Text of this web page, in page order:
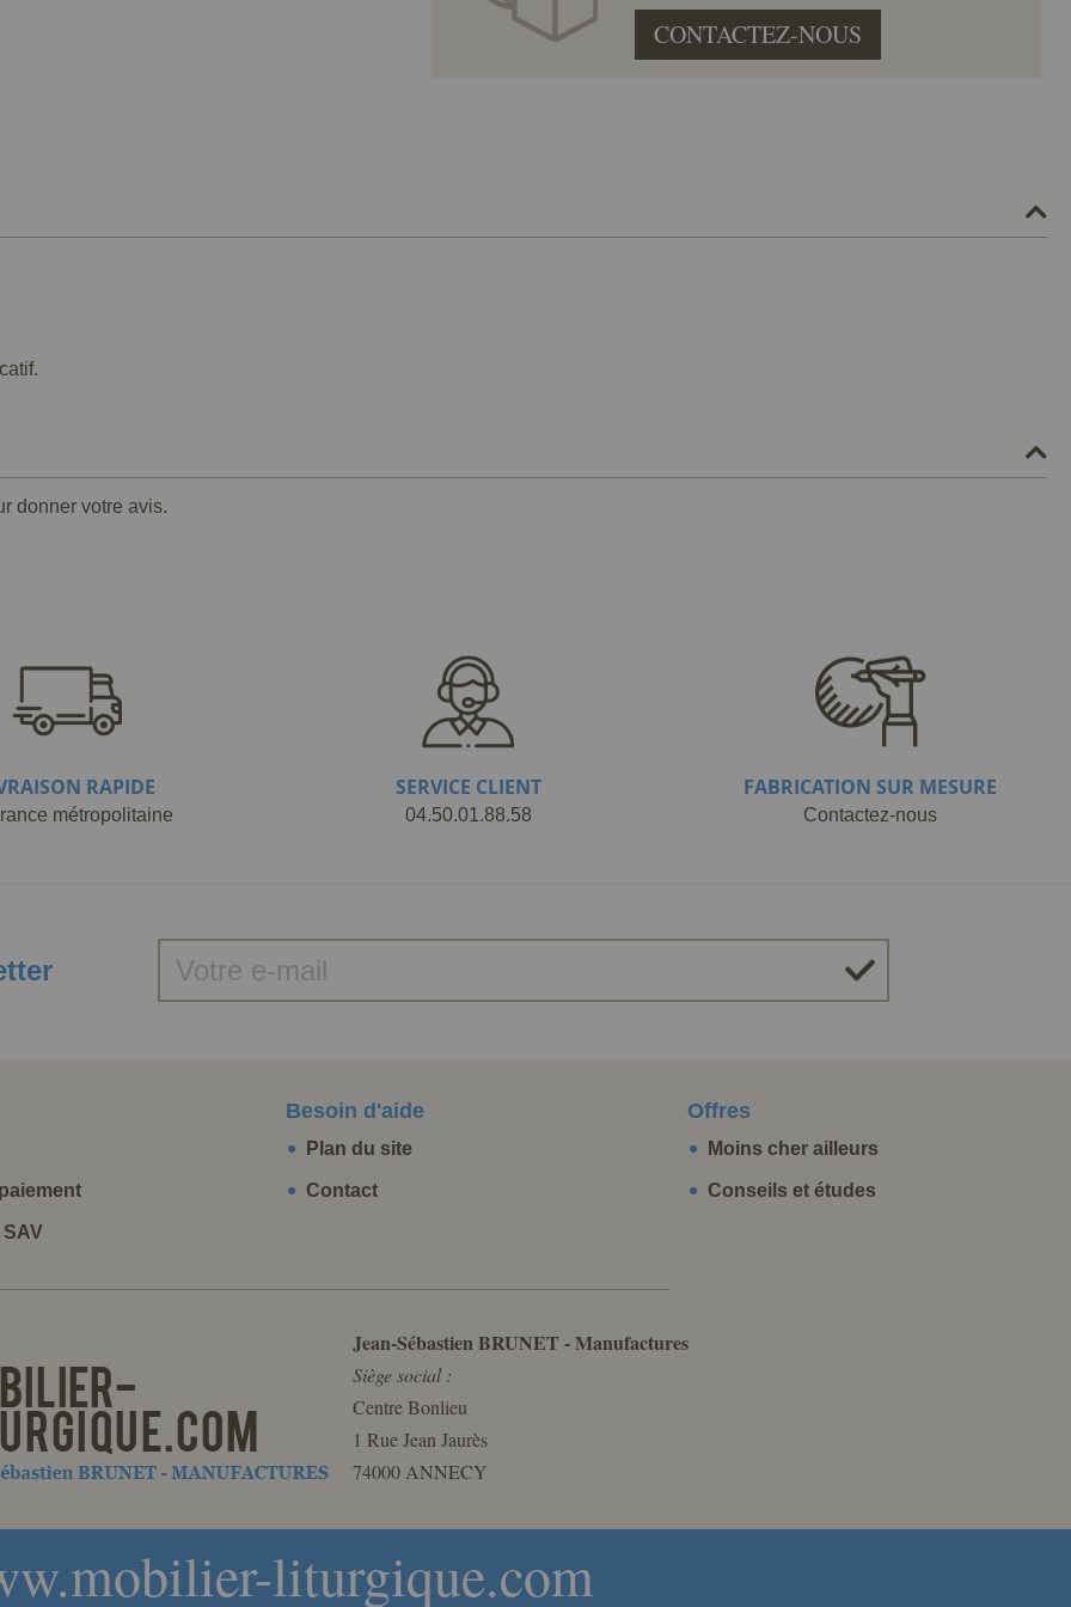
CONTACTEZ-NOUS
donner votre avis.
RAPIDE
métropolitaine
SERVICE CLIENT
04.50.01.88.58
FABRICATION SUR MESURE
Contactez-nous
Besoin d'aide
Plan du site
Contact
Offres
Moins cher ailleurs
Conseils et études
Jean-Sébastien BRUNET - Manufactures
Siège social :
Centre Bonlieu
1 Rue Jean Jaurès
74000 ANNECY
liturgique.com